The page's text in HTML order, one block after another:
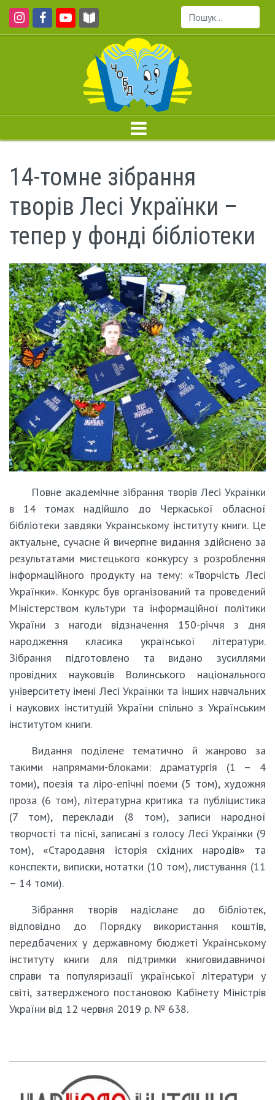
Пошук...
14-томне зібрання
творів Лесі Українки –
тепер у фонді бібліотеки
Повне академічне зібрання творів Лесі Українки
в 14 томах надійшло до Черкаської обласної
бібліотеки завдяки Українському інституту книги. Це
актуальне, сучасне й вичерпне видання здійснено за
результатами мистецького конкурсу з розроблення
інформаційного продукту на тему: «Творчість Лесі
Українки». Конкурс був організований та проведений
Міністерством культури та інформаційної політики
України з нагоди відзначення 150-річчя з дня
народження класика української літератури.
Зібрання підготовлено та видано зусиллями
провідних науковців Волинського національного
університету імені Лесі Українки та інших навчальних
і наукових інституцій України спільно з Українським
інститутом книги.
Видання поділене тематично й жанрово за
такими напрямами-блоками: драматургія (1 – 4
томи), поезія та ліро-епічні поеми (5 том), художня
проза (6 том), літературна критика та публіцистика
(7 том), переклади (8 том), записи народної
творчості та пісні, записані з голосу Лесі Українки (9
том), «Стародавня історія східних народів» та
конспекти, виписки, нотатки (10 том), листування (11
– 14 томи).
Зібрання творів надіслане до бібліотек,
відповідно до Порядку використання коштів,
передбачених у державному бюджеті Українському
інституту книги для підтримки книговидавничої
справи та популяризації української літератури у
світі, затвердженого постановою Кабінету Міністрів
України від 12 червня 2019 р. № 638.